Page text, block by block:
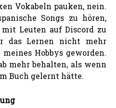
Vokabeln pauken, nein.
Songs zu hören,
Leuten auf Discord zu
das Lernen nicht mehr
Hobbys geworden.
mehr behalten, als wenn
Buch gelernt hätte.